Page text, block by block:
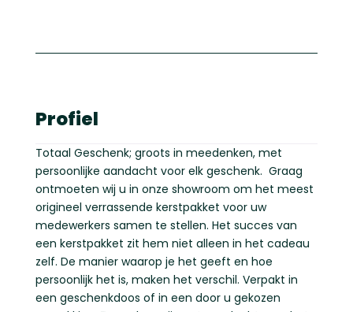
Profiel
Totaal Geschenk; groots in meedenken, met
persoonlijke aandacht voor elk geschenk. Graag
ontmoeten wij u in onze showroom om het meest
origineel verrassende kerstpakket voor uw
medewerkers samen te stellen. Het succes van
een kerstpakket zit hem niet alleen in het cadeau
zelf. De manier waarop je het geeft en hoe
persoonlijk het is, maken het verschil. Verpakt in
een geschenkdoos of in een door u gekozen